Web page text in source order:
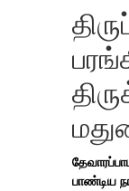
பாண்டிய